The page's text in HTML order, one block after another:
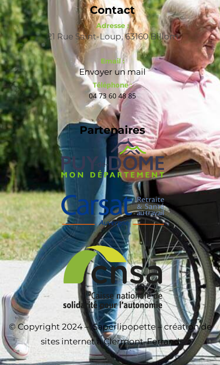
Contact
Adresse :
21 Rue Saint-Loup, 63160 Billom
Email :
Envoyer un mail
Téléphone :
04 73 60 48 85
Partenaires
© Copyright 2024 –Saperlipopette – création de
sites internet à Clermont-Ferrand